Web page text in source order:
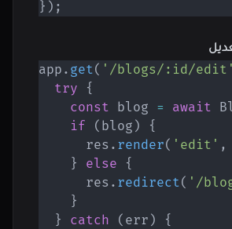
} ) ;
app . get( '/blogs/:id/edit'
try
{
const blog = await
if
( blog )
{
      res
. render( 'edit' ,
}
else
{
      res
. redirect( '/
}
}
catch ( err )
{